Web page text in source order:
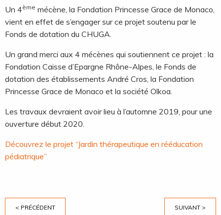
Un 4ème mécène, la Fondation Princesse Grace de Monaco,
vient en effet de s’engager sur ce projet soutenu par le
Fonds de dotation du CHUGA.
Un grand merci aux 4 mécènes qui soutiennent ce projet : la
Fondation Caisse d’Epargne Rhône-Alpes, le Fonds de
dotation des établissements André Cros, la Fondation
Princesse Grace de Monaco et la société Olkoa.
Les travaux devraient avoir lieu à l’automne 2019, pour une
ouverture début 2020.
Découvrez le projet “Jardin thérapeutique en rééducation
pédiatrique”
< PRÉCÉDENT SUIVANT >